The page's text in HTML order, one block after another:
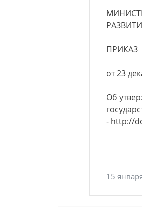
ПРИКАЗ
от 23
Об
- http://
15